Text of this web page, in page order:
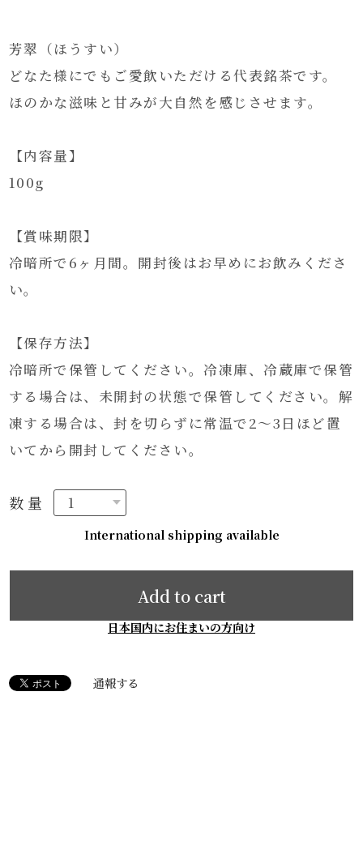
芳翠（ほうすい）
どなた様にでもご愛飲いただける代表銘茶です。
ほのかな滋味と甘みが大自然を感じさせます。
【内容量】
100g
【賞味期限】
冷暗所で6ヶ月間。開封後はお早めにお飲みくださ
い。
【保存方法】
冷暗所で保管してください。冷凍庫、冷蔵庫で保管
する場合は、未開封の状態で保管してください。解
凍する場合は、封を切らずに常温で2～3日ほど置
いてから開封してください。
数量
International shipping available
Add to cart
日本国内にお住まいの方向け
通報する